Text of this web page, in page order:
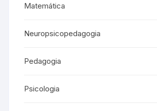
Matemática
Neuropsicopedagogia
Pedagogia
Psicologia